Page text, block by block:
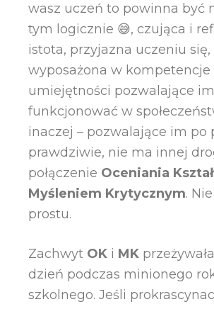
wasz uczeń to powinna być
tym logicznie 😅, czująca i
istota, przyjazna uczeniu się,
wyposażona w kompetencje
umiejętności pozwalające im
funkcjonować w
inaczej – pozwalające im po
prawdziwie, nie ma innej
połączenie Oceniania
Myśleniem Krytycznym.
prostu.
Zachwyt OK i MK
dzień podczas minionego
szkolnego. Jeśli